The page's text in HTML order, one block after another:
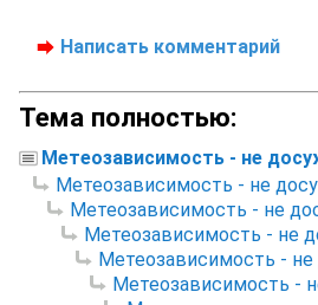
Написать комментарий
Тема полностью:
Метеозависимость - не
Метеозависимость - не
Метеозависимость - не
Метеозависимость - не
Метеозависимость -
Метеозависимость -